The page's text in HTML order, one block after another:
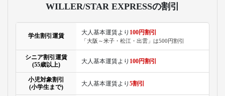
WILLER/STAR EXPRESSの割引
学生割引運賃
大人基本運賃より 100円割引
「大阪～米子・松江・出雲」は500円割引
シニア割引運賃
(55歳以上)
大人基本運賃より 100円割引
小児対象割引
(小学生まで)
大人基本運賃より 5割引